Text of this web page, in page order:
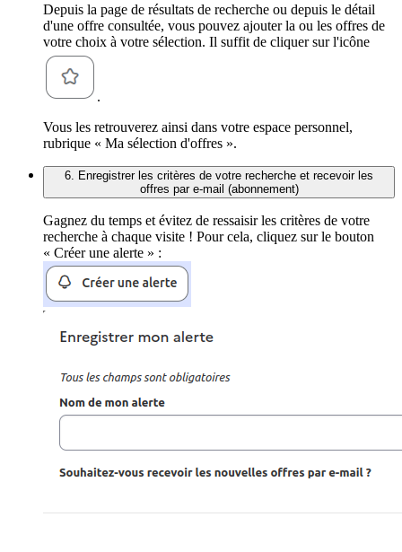
Depuis la page de résultats de recherche ou depuis le détail
d'une offre consultée, vous pouvez ajouter la ou les offres de
votre choix à votre sélection. Il suffit de cliquer sur l'icône
.
Vous les retrouverez ainsi dans votre espace personnel,
rubrique « Ma sélection d'offres ».
6. Enregistrer les critères de votre recherche et recevoir les
offres par e-mail (abonnement)
Gagnez du temps et évitez de ressaisir les critères de votre
recherche à chaque visite ! Pour cela, cliquez sur le bouton
« Créer une alerte » :